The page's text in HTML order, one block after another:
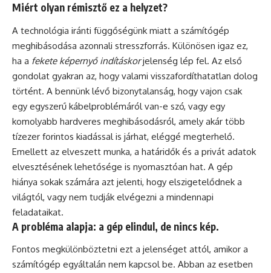
Miért olyan rémisztő ez a helyzet?
A technológia iránti függőségünk miatt a számítógép
meghibásodása azonnali stresszforrás. Különösen igaz ez,
ha a fekete képernyő indításkorjelenség lép fel. Az első
gondolat gyakran az, hogy valami visszafordíthatatlan dolog
történt. A bennünk lévő bizonytalanság, hogy vajon csak
egy egyszerű kábelproblémáról van-e szó, vagy egy
komolyabb hardveres meghibásodásról, amely akár több
tízezer forintos kiadással is járhat, eléggé megterhelő.
Emellett az elveszett munka, a határidők és a privát adatok
elvesztésének lehetősége is nyomasztóan hat. A gép
hiánya sokak számára azt jelenti, hogy elszigetelődnek a
világtól, vagy nem tudják elvégezni a mindennapi
feladataikat.
A probléma alapja: a gép elindul, de nincs kép.
Fontos megkülönböztetni ezt a jelenséget attól, amikor a
számítógép egyáltalán nem kapcsol be. Abban az esetben